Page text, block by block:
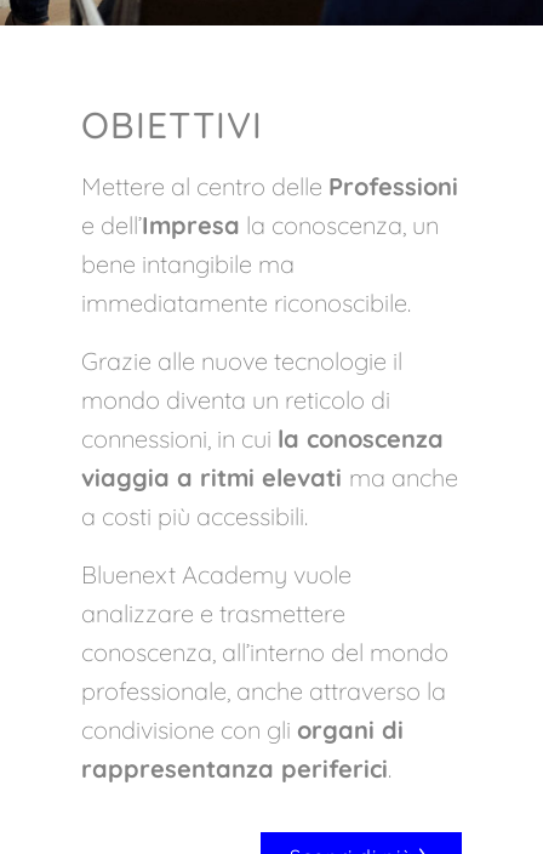
OBIETTIVI
Mettere al centro delle Professioni
e dell’Impresa la conoscenza, un
bene intangibile ma
immediatamente riconoscibile.
Grazie alle nuove tecnologie il
mondo diventa un reticolo di
connessioni, in cui la conoscenza
viaggia a ritmi elevati ma anche
a costi più accessibili.
Bluenext Academy vuole
analizzare e trasmettere
conoscenza, all’interno del mondo
professionale, anche attraverso la
condivisione con gli organi di
rappresentanza periferici.